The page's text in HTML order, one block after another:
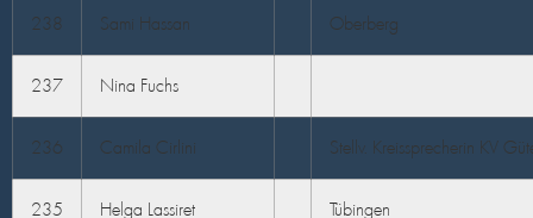
238 Sami Hassan Oberberg
237 Nina Fuchs
236 Camila Cirlini Stellv. Kreissprecherin KV
235 Helga Lassiret Tübingen